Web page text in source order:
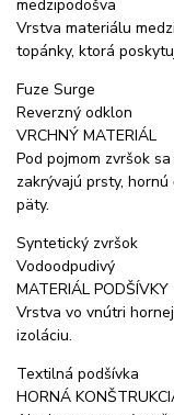
medzipodošva
Vrstva materiálu
topánky, ktorá
Fuze Surge
Reverzný odklon
VRCHNÝ MATERIÁL
Pod pojmom zvršok
zakrývajú prsty,
päty.
Syntetický zvršok
Vodoodpudivý
MATERIÁL PODŠÍVKY
Vrstva vo vnútri
izoláciu.
Textilná podšívka
HORNÁ